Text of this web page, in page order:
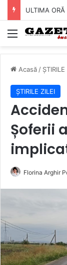
Mediu
Acasă /
ȘTIRILE ZILEI
Șoferii
Florina Arghir